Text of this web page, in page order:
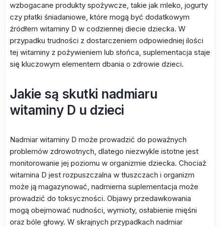
wzbogacane produkty spożywcze, takie jak mleko, jogurty
czy płatki śniadaniowe, które mogą być dodatkowym
źródłem witaminy D w codziennej diecie dziecka. W
przypadku trudności z dostarczeniem odpowiedniej ilości
tej witaminy z pożywieniem lub słońca, suplementacja staje
się kluczowym elementem dbania o zdrowie dzieci.
Jakie są skutki nadmiaru
witaminy D u dzieci
Nadmiar witaminy D może prowadzić do poważnych
problemów zdrowotnych, dlatego niezwykle istotne jest
monitorowanie jej poziomu w organizmie dziecka. Chociaż
witamina D jest rozpuszczalna w tłuszczach i organizm
może ją magazynować, nadmierna suplementacja może
prowadzić do toksyczności. Objawy przedawkowania
mogą obejmować nudności, wymioty, osłabienie mięśni
oraz bóle głowy. W skrajnych przypadkach nadmiar